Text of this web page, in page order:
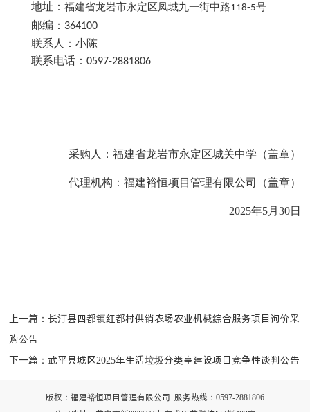
地址：福建省龙岩市永定区凤城九一街中路118-5号
邮编： 364100
联系人：小陈
联系电话：0597-2881806
采购人 ： 福建省龙岩市永定区城关中学（盖章）
代理机构： 福建裕恒项目管理有限公司 （盖章）
2025年5月 30日
上一篇： 长汀县四都镇红都村供销农场农业机械综合服务项目询价采
购公告
下一篇： 武平县城区2025年生活垃圾分类亭建设项目竞争性谈判公告
版权：福建裕恒项目管理有限公司 服务热线：0597-2881806